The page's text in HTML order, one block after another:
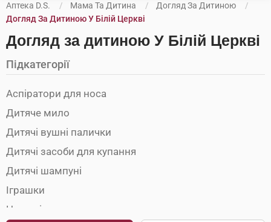
Аптека D.S. Мама Та Дитина
Догляд За Дитиною
Догляд За Дитиною У Білій Церкві
Догляд за дитиною У Білій Церкві
Підкатегорії
Аспіратори для носа
Дитяче мило
Дитячі вушні палички
Дитячі засоби для купання
Дитячі шампуні
Іграшки
Ножиці